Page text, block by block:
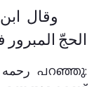
وقال
الحجّ المبرور